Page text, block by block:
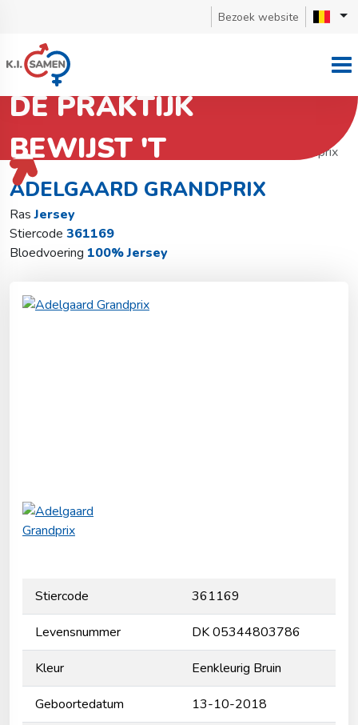
Bezoek website
DE PRAKTIJK
BEWIJST 'T
Terug naar stierzoeker Adelgaard Grandprix
ADELGAARD GRANDPRIX
RasJersey
Stiercode 361169
Bloedvoering 100% Jersey
Stiercode 361169
Levensnummer DK 05344803786
Kleur Eenkleurig Bruin
Geboortedatum 13-10-2018